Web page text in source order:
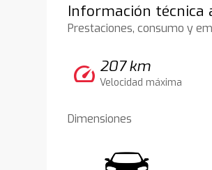
Información técnica
Prestaciones, consumo y
speed 207 km
Velocidad máxima
Dimensiones